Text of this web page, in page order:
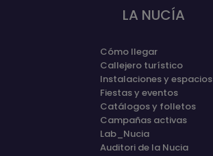
LA NUCÍA
Cómo llegar
Callejero turístico
Instalaciones y espacios
Fiestas y eventos
Catálogos y folletos
Campañas activas
Lab_Nucia
Auditori de la Nucia